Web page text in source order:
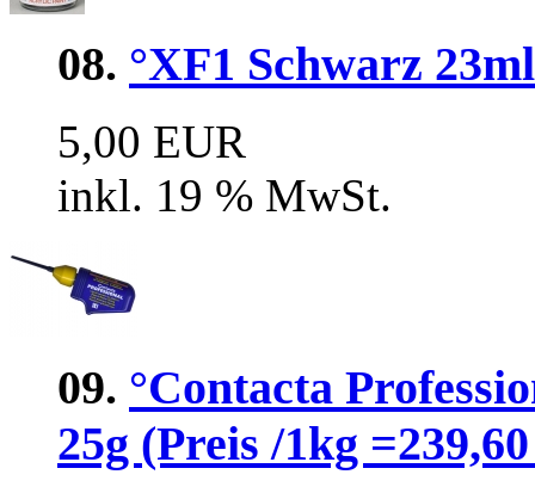
08. °XF1 Schwarz
5,00 EUR
inkl. 19 % MwSt.
09. °Contacta
25g (Preis /1kg